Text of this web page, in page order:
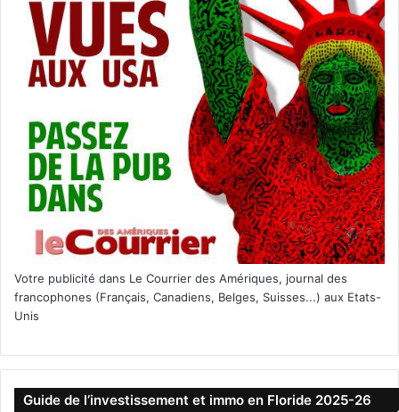
Votre publicité dans Le Courrier des Amériques, journal des
francophones (Français, Canadiens, Belges, Suisses...) aux Etats-
Unis
Guide de l’investissement et immo en Floride 2025-26